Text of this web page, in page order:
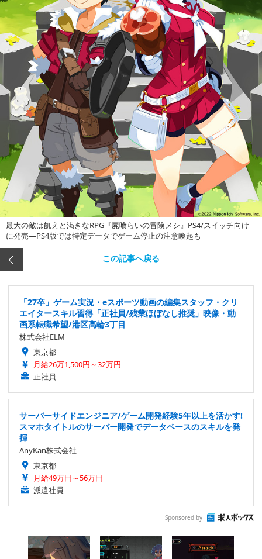
最大の敵は飢えと渇きなRPG『屍喰らいの冒険メシ』PS4/スイッチ向け
に発売―PS4版では特定データでゲーム停止の注意喚起も
この記事へ戻る
「27卒」ゲーム実況・eスポーツ動画の編集スタッフ・クリ
エイタースキル習得「正社員/残業ほぼなし推奨」映像・動
画系転職希望/港区高輪3丁目
株式会社ELM
東京都
月給26万1,500円～32万円
正社員
サーバーサイドエンジニア/ゲーム開発経験5年以上を活かす!
スマホタイトルのサーバー開発でデータベースのスキルを発
揮
AnyKan株式会社
東京都
月給49万円～56万円
派遣社員
Sponsored by